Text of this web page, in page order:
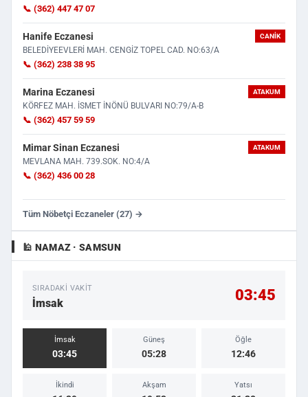
📞 (362) 447 47 07
Hanife Eczanesi CANIK
BELEDİYEEVLERİ MAH. CENGİZ TOPEL CAD. NO:63/A
📞 (362) 238 38 95
Marina Eczanesi ATAKUM
KÖRFEZ MAH. İSMET İNÖNÜ BULVARI NO:79/A-B
📞 (362) 457 59 59
Mimar Sinan Eczanesi ATAKUM
MEVLANA MAH. 739.SOK. NO:4/A
📞 (362) 436 00 28
Tüm Nöbetçi Eczaneler (27) →
🕌 NAMAZ · SAMSUN
SIRADAKI VAKIT
İmsak 03:45
İmsak
03:45
Güneş
05:28
Öğle
12:46
İkindi Akşam Yatsı